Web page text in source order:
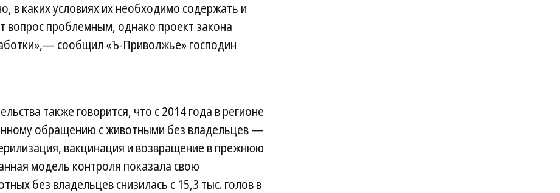
в каких условиях их необходимо содержать и
вопрос проблемным, однако проект закона
сообщил «Ъ-Приволжье» господин
также говорится, что с 2014 года в регионе
обращению с животными без владельцев —
вакцинация и возвращение в прежнюю
модель контроля показала свою
без владельцев снизилась с 15,3 тыс. голов в